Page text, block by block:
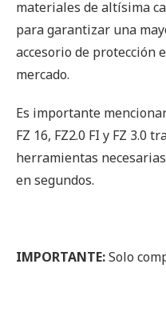
materiales de altísima
para garantizar una
accesorio de protección
mercado.
Es importante
FZ 16, FZ2.0 FI y FZ 3.0
herramientas
en segundos.
IMPORTANTE:Solo